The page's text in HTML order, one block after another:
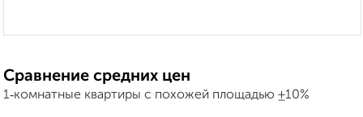
Сравнение средних цен
1‑комнатные квартиры с похожей площадью ±10%